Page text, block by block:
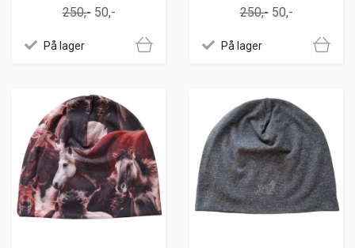
250,- 50,-
På lager
250,- 50,-
På lager